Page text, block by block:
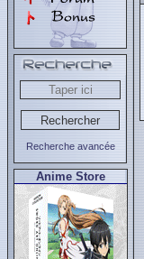
Recherche avancée
Anime Store